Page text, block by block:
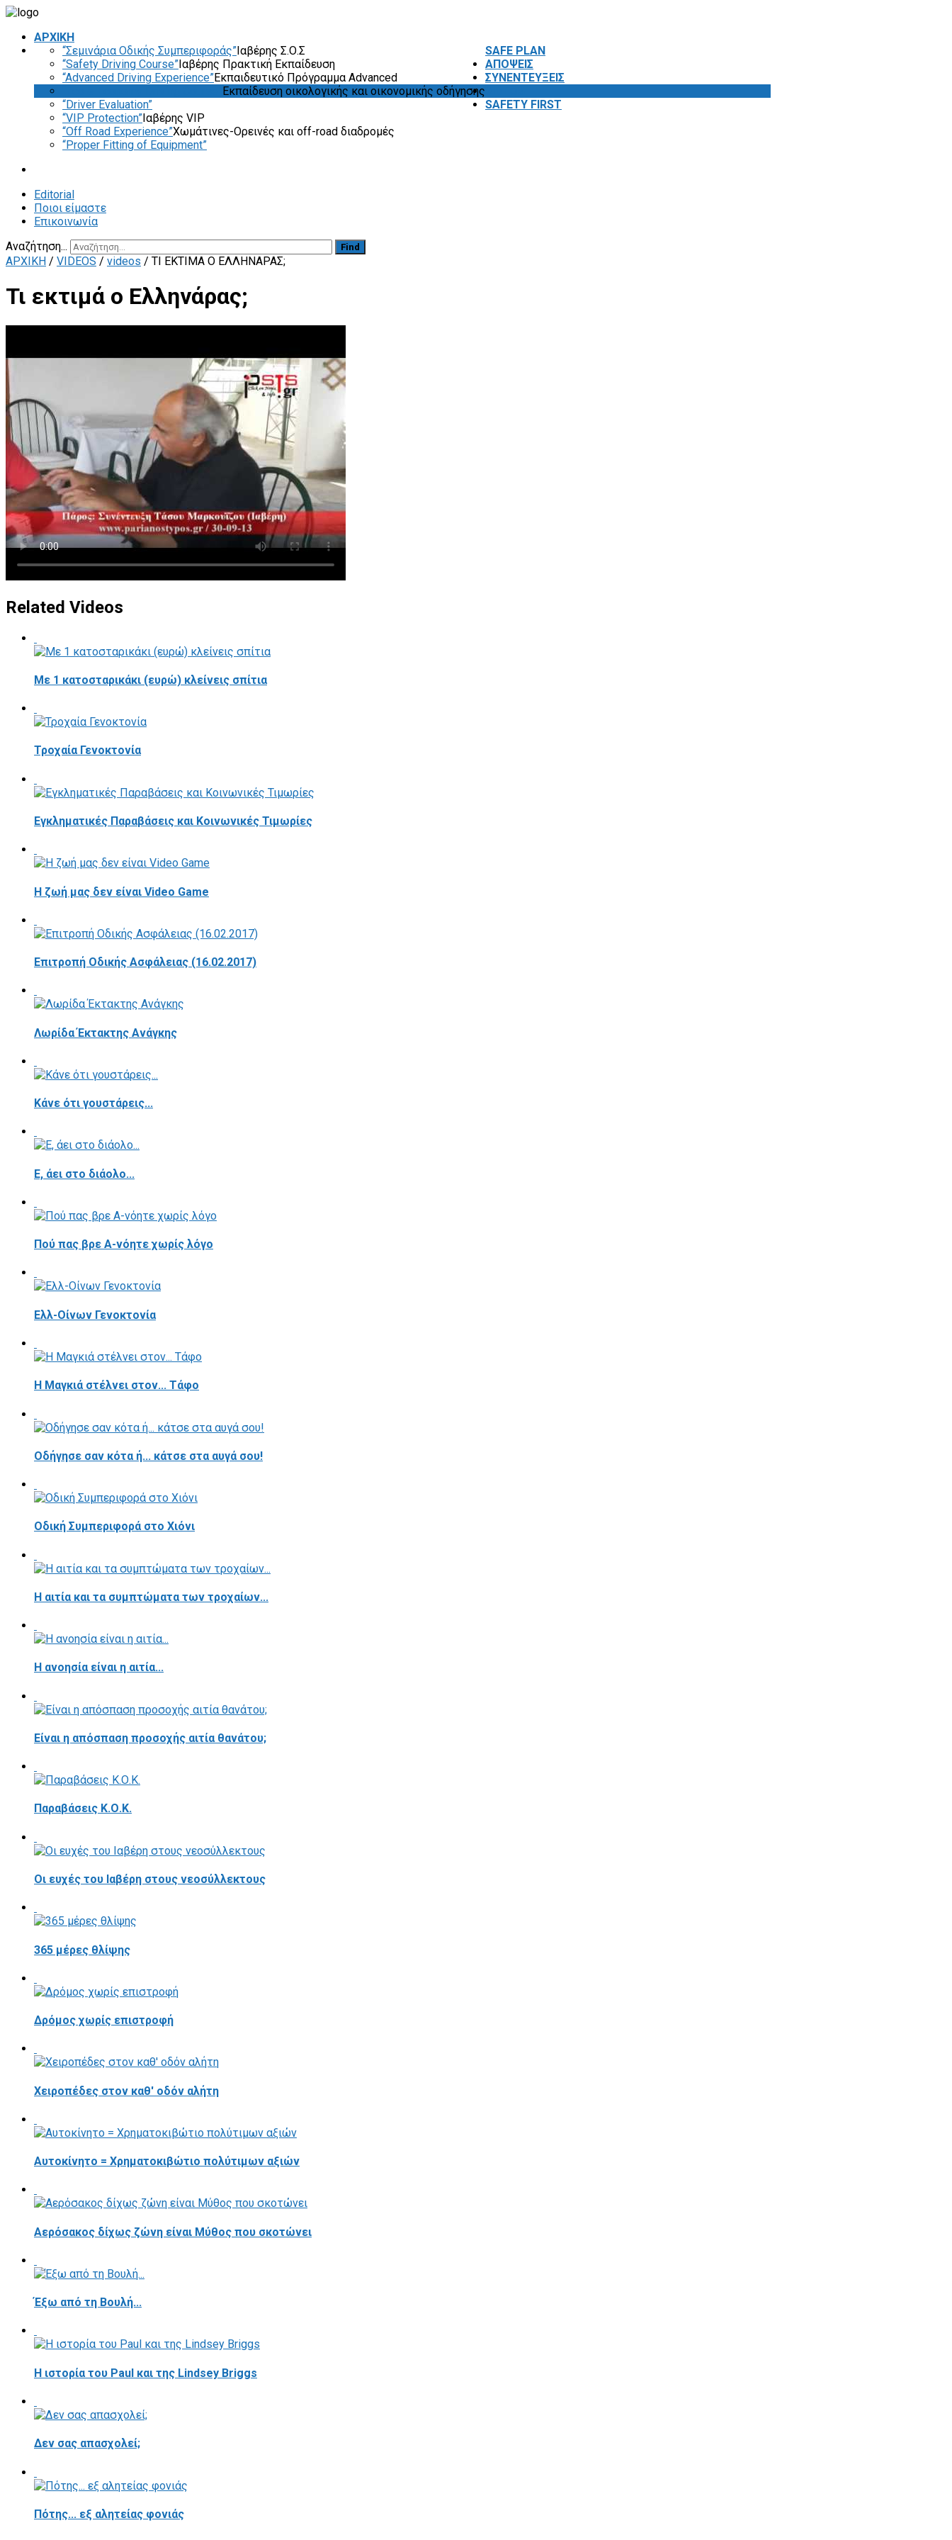
ΑΡΧΙΚΗ
SAFE PLAN
“Σεμινάρια Οδικής Συμπεριφοράς”Ιαβέρης Σ.Ο.Σ
“Safety Driving Course”Ιαβέρης Πρακτική Εκπαίδευση
“Advanced Driving Experience”Εκπαιδευτικό Πρόγραμμα Advanced
Εκπαίδευση οικολογικής και οικονομικής οδήγησης
“Driver Evaluation”
“VIP Protection”Ιαβέρης VIP
“Off Road Experience”Χωμάτινες-Ορεινές και off-road διαδρομές
“Proper Fitting of Equipment”
ΑΠΟΨΕΙΣ
ΣΥΝΕΝΤΕΥΞΕΙΣ
SAFETY FIRST
Editorial
Ποιοι είμαστε
Επικοινωνία
Αναζήτηση...
Find
ΑΡΧΙΚΗ / VIDEOS / videos / ΤΙ ΕΚΤΙΜΆ Ο ΕΛΛΗΝΆΡΑΣ;
Τι εκτιμά ο Ελληνάρας;
Related Videos
Με 1 κατοσταρικάκι (ευρώ) κλείνεις σπίτια
Τροχαία Γενοκτονία
Εγκληματικές Παραβάσεις και Κοινωνικές Τιμωρίες
Η ζωή μας δεν είναι Video Game
Επιτροπή Οδικής Ασφάλειας (16.02.2017)
Λωρίδα Έκτακτης Ανάγκης
Κάνε ότι γουστάρεις...
E, άει στο διάολο...
Πού πας βρε Α-νόητε χωρίς λόγο
Ελλ-Οίνων Γενοκτονία
H Μαγκιά στέλνει στον... Τάφο
Οδήγησε σαν κότα ή... κάτσε στα αυγά σου!
Οδική Συμπεριφορά στο Χιόνι
Η αιτία και τα συμπτώματα των τροχαίων...
Η ανοησία είναι η αιτία...
Είναι η απόσπαση προσοχής αιτία θανάτου;
Παραβάσεις Κ.Ο.Κ.
Οι ευχές του Ιαβέρη στους νεοσύλλεκτους
365 μέρες θλίψης
Δρόμος χωρίς επιστροφή
Χειροπέδες στον καθ' οδόν αλήτη
Αυτοκίνητο = Χρηματοκιβώτιο πολύτιμων αξιών
Αερόσακος δίχως ζώνη είναι Μύθος που σκοτώνει
Έξω από τη Βουλή...
Η ιστορία του Paul και της Lindsey Briggs
Δεν σας απασχολεί;
Πότης... εξ αλητείας φονιάς